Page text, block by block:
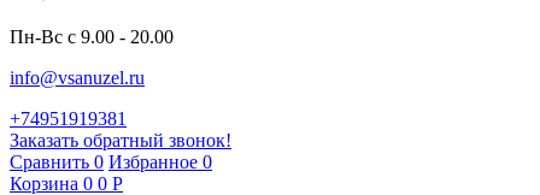
Пн-Вс с 9.00 - 20.00
info@vsanuzel.ru
+74951919381
Заказать обратный звонок!
Сравнить 0 Избранное 0
Корзина 0 0 Р